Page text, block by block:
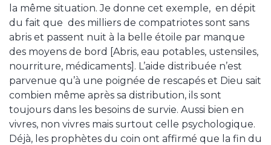
la même situation. Je donne cet exemple, en dépit
du fait que des milliers de compatriotes sont sans
abris et passent nuit à la belle étoile par manque
des moyens de bord [Abris, eau potables, ustensiles,
nourriture, médicaments]. L’aide distribuée n’est
parvenue qu’à une poignée de rescapés et Dieu sait
combien même après sa distribution, ils sont
toujours dans les besoins de survie. Aussi bien en
vivres, non vivres mais surtout celle psychologique.
Déjà, les prophètes du coin ont affirmé que la fin du